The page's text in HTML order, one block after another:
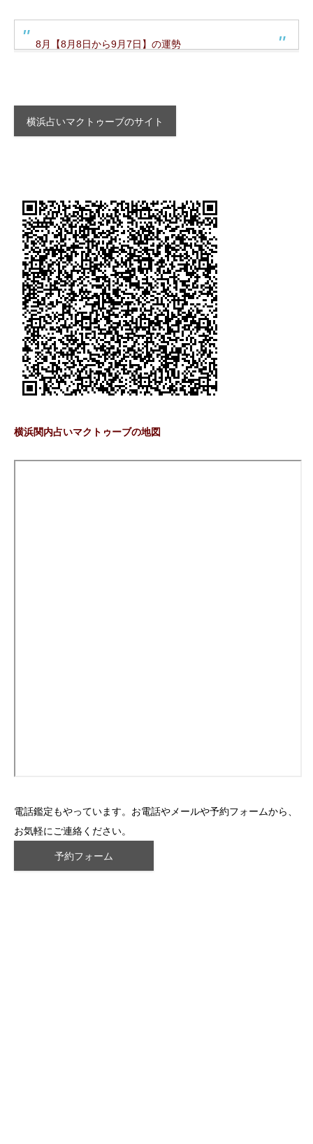
8月【8月8日から9月7日】の運勢
横浜占いマクトゥーブのサイト
横浜関内占いマクトゥーブの地図
電話鑑定もやっています。お電話やメールや予約フォームから、
お気軽にご連絡ください。
予約フォーム